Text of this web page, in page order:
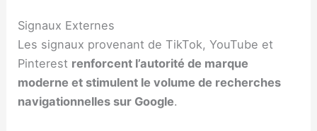
Signaux Externes
Les signaux provenant de TikTok, YouTube et
Pinterest renforcent l’autorité de marque
moderne et stimulent le volume de recherches
navigationnelles sur Google.